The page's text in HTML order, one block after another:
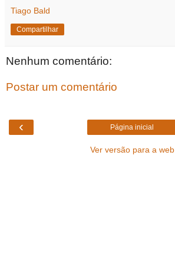
Tiago Bald
Compartilhar
Nenhum comentário:
Postar um comentário
‹ Página inicial
Ver versão para a web